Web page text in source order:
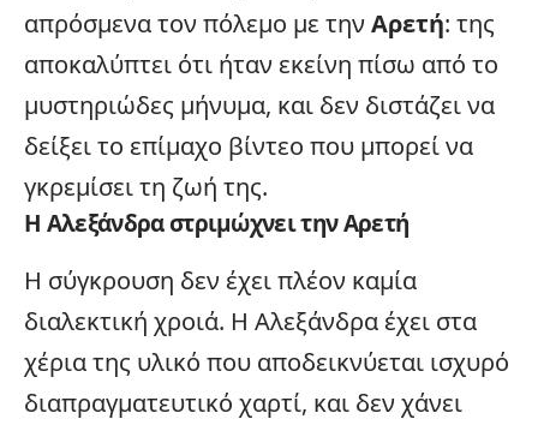
απρόσμενα τον πόλεμο με την Αρετή: της
αποκαλύπτει ότι ήταν εκείνη πίσω από το
μυστηριώδες μήνυμα, και δεν διστάζει να
δείξει το επίμαχο βίντεο που μπορεί να
γκρεμίσει τη ζωή της.
Η Αλεξάνδρα στριμώχνει την Αρετή
Η σύγκρουση δεν έχει πλέον καμία
διαλεκτική χροιά. Η Αλεξάνδρα έχει στα
χέρια της υλικό που αποδεικνύεται ισχυρό
διαπραγματευτικό χαρτί, και δεν χάνει